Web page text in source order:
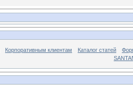
Корпоративным клиентам Каталог статей